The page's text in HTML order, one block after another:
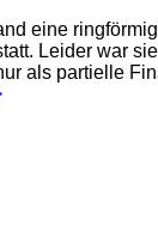
eine
Leider war
als partielle